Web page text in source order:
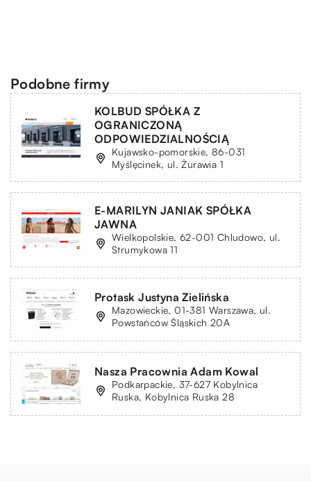
Podobne firmy
KOLBUD SPÓŁKA Z
OGRANICZONĄ
ODPOWIEDZIALNOŚCIĄ
Kujawsko-pomorskie, 86-031
Myślęcinek, ul. Żurawia 1
E-MARILYN JANIAK SPÓŁKA
JAWNA
Wielkopolskie, 62-001 Chludowo, ul.
Strumykowa 11
Protask Justyna Zielińska
Mazowieckie, 01-381 Warszawa, ul.
Powstańców Śląskich 20A
Nasza Pracownia Adam Kowal
Podkarpackie, 37-627 Kobylnica
Ruska, Kobylnica Ruska 28